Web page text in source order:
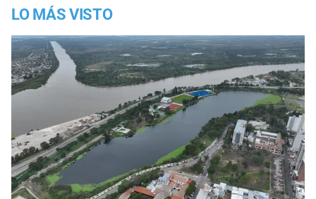
LO MÁS VISTO